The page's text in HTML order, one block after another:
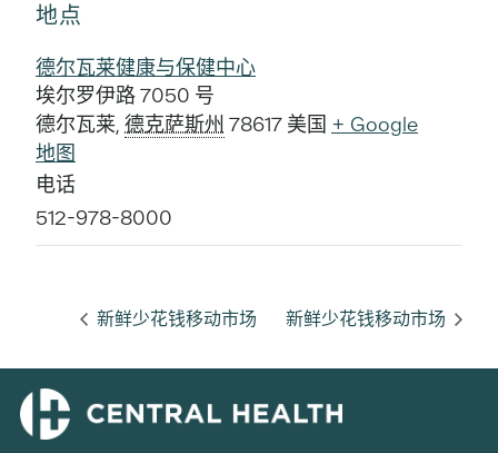
地点
德尔瓦莱健康与保健中心
埃尔罗伊路 7050 号
德尔瓦莱, 德克萨斯州 78617 美国 + Google
地图
电话
512-978-8000
新鲜少花钱移动市场 新鲜少花钱移动市场